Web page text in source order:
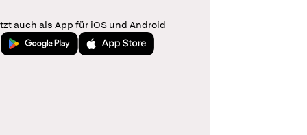
auch als App für iOS und Android
Jetzt bei Google PlayLaden im App Store